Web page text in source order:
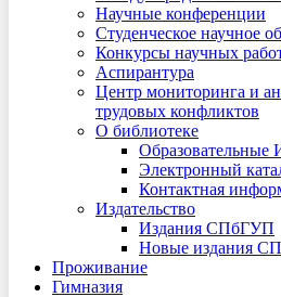
Научные конференции
Студенческое научное
Конкурсы научных
Аспирантура
Центр мониторинга и
трудовых конфликтов
О библиотеке
Образовательные
Электронный
Контактная
Издательство
Издания СПбГУП
Новые издания
Проживание
Гимназия